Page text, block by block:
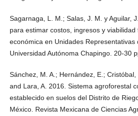
Sagarnaga, L. M.; Salas, J. M. y Aguilar,
para estimar costos, ingresos y viabilidad
económica en Unidades Representativas
Universidad Autónoma Chapingo. 20-30
Sánchez, M. A.; Hernández, E.;
and Lara, A. 2016. Sistema agroforestal
establecido en suelos del Distrito de
México. Revista Mexicana de Ciencias